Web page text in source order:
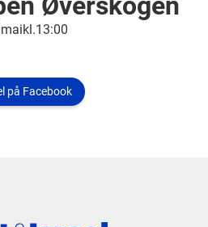
maikl.13:00
på Facebook